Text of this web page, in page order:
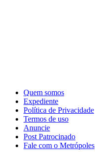
Quem somos
Expediente
Política de Privacidade
Termos de uso
Anuncie
Post Patrocinado
Fale com o Metrópoles